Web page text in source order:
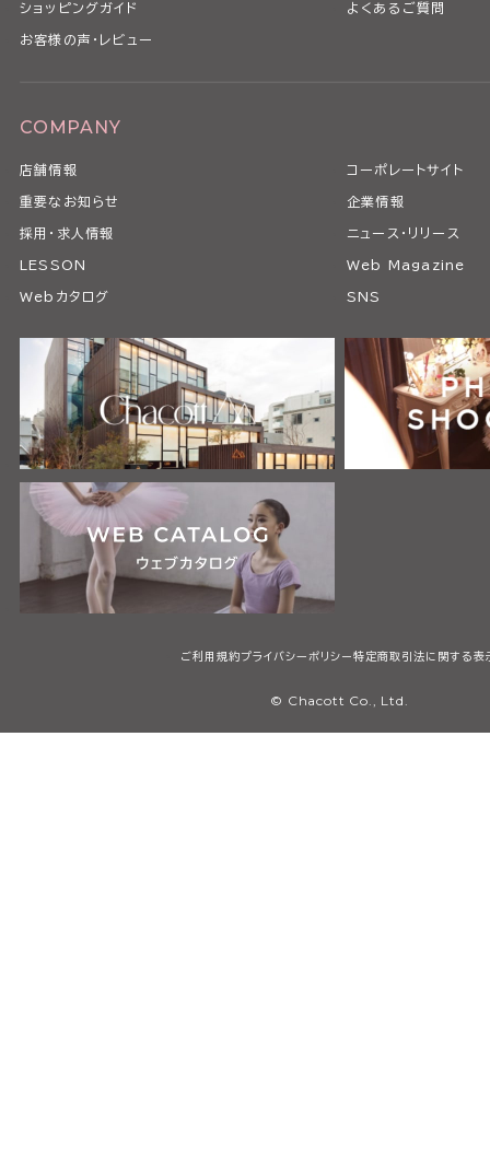
ショッピングガイド よくあるご質問
お客様の声・レビュー
COMPANY
店舗情報 コーポレートサイト
重要なお知らせ 企業情報
採用・求人情報 ニュース・リリース
LESSON Web Magazine
Webカタログ SNS
ご利用規約プライバシーポリシー特定商取引法に関する表
© Chacott Co., Ltd.